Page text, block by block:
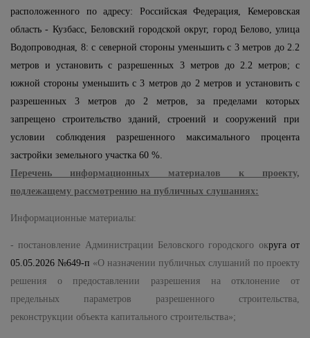
расположенного по адресу: Российская Федерация, Кемеровская
область - Кузбасс, Беловский городской округ, город Белово, улица
Водопроводная, 8: с северной стороны уменьшить с 3 метров до 2.2
метрови установить с разрешенных 3метров до 2.2 метров;с
южной стороны уменьшитьс 3 метров до 2 метрови установить с
разрешенных 3 метров до 2 метров, за пределами которых
запрещено строительство зданий, строений и сооружений при
условии соблюдения разрешенного максимального процента
застройки земельного участка 60 %
Перечень информационных материалов к проекту,
подлежащему рассмотрению на публичных слушаниях:
Информационные материалы:
- постановление Администрации Беловского городского округа от
05.05.2026 №649-п «О назначении публичных слушаний по проекту
решения о предоставлении разрешения на отклонение от
предельных параметров разрешенного строительства,
реконструкции объекта капитального строительства»;